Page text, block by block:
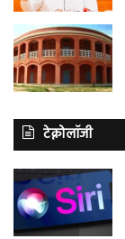
टेक्नोलॉजी